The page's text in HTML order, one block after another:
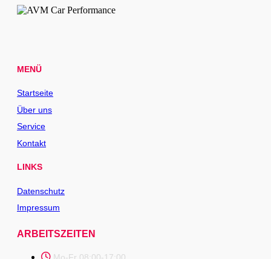
MENÜ
Startseite
Über uns
Service
Kontakt
LINKS
Datenschutz
Impressum
ARBEITSZEITEN
Mo-Fr 08:00-17:00